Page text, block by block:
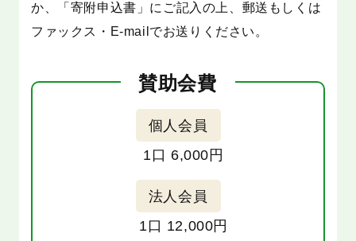
か、「寄附申込書」にご記入の上、郵送もしくは
ファックス・E-mailでお送りください。
賛助会費
個人会員
1口 6,000円
法人会員
1口 12,000円